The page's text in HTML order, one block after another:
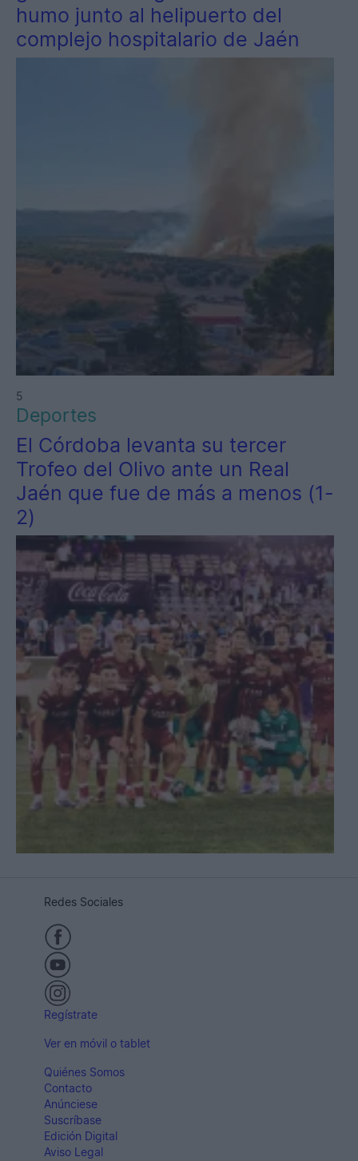
humo junto al helipuerto del
complejo hospitalario de Jaén
5
Deportes
El Córdoba levanta su tercer
Trofeo del Olivo ante un Real
Jaén que fue de más a menos (1-
2)
Redes Sociales
Regístrate
Ver en móvil o tablet
Quiénes Somos
Contacto
Anúnciese
Suscríbase
Edición Digital
Aviso Legal